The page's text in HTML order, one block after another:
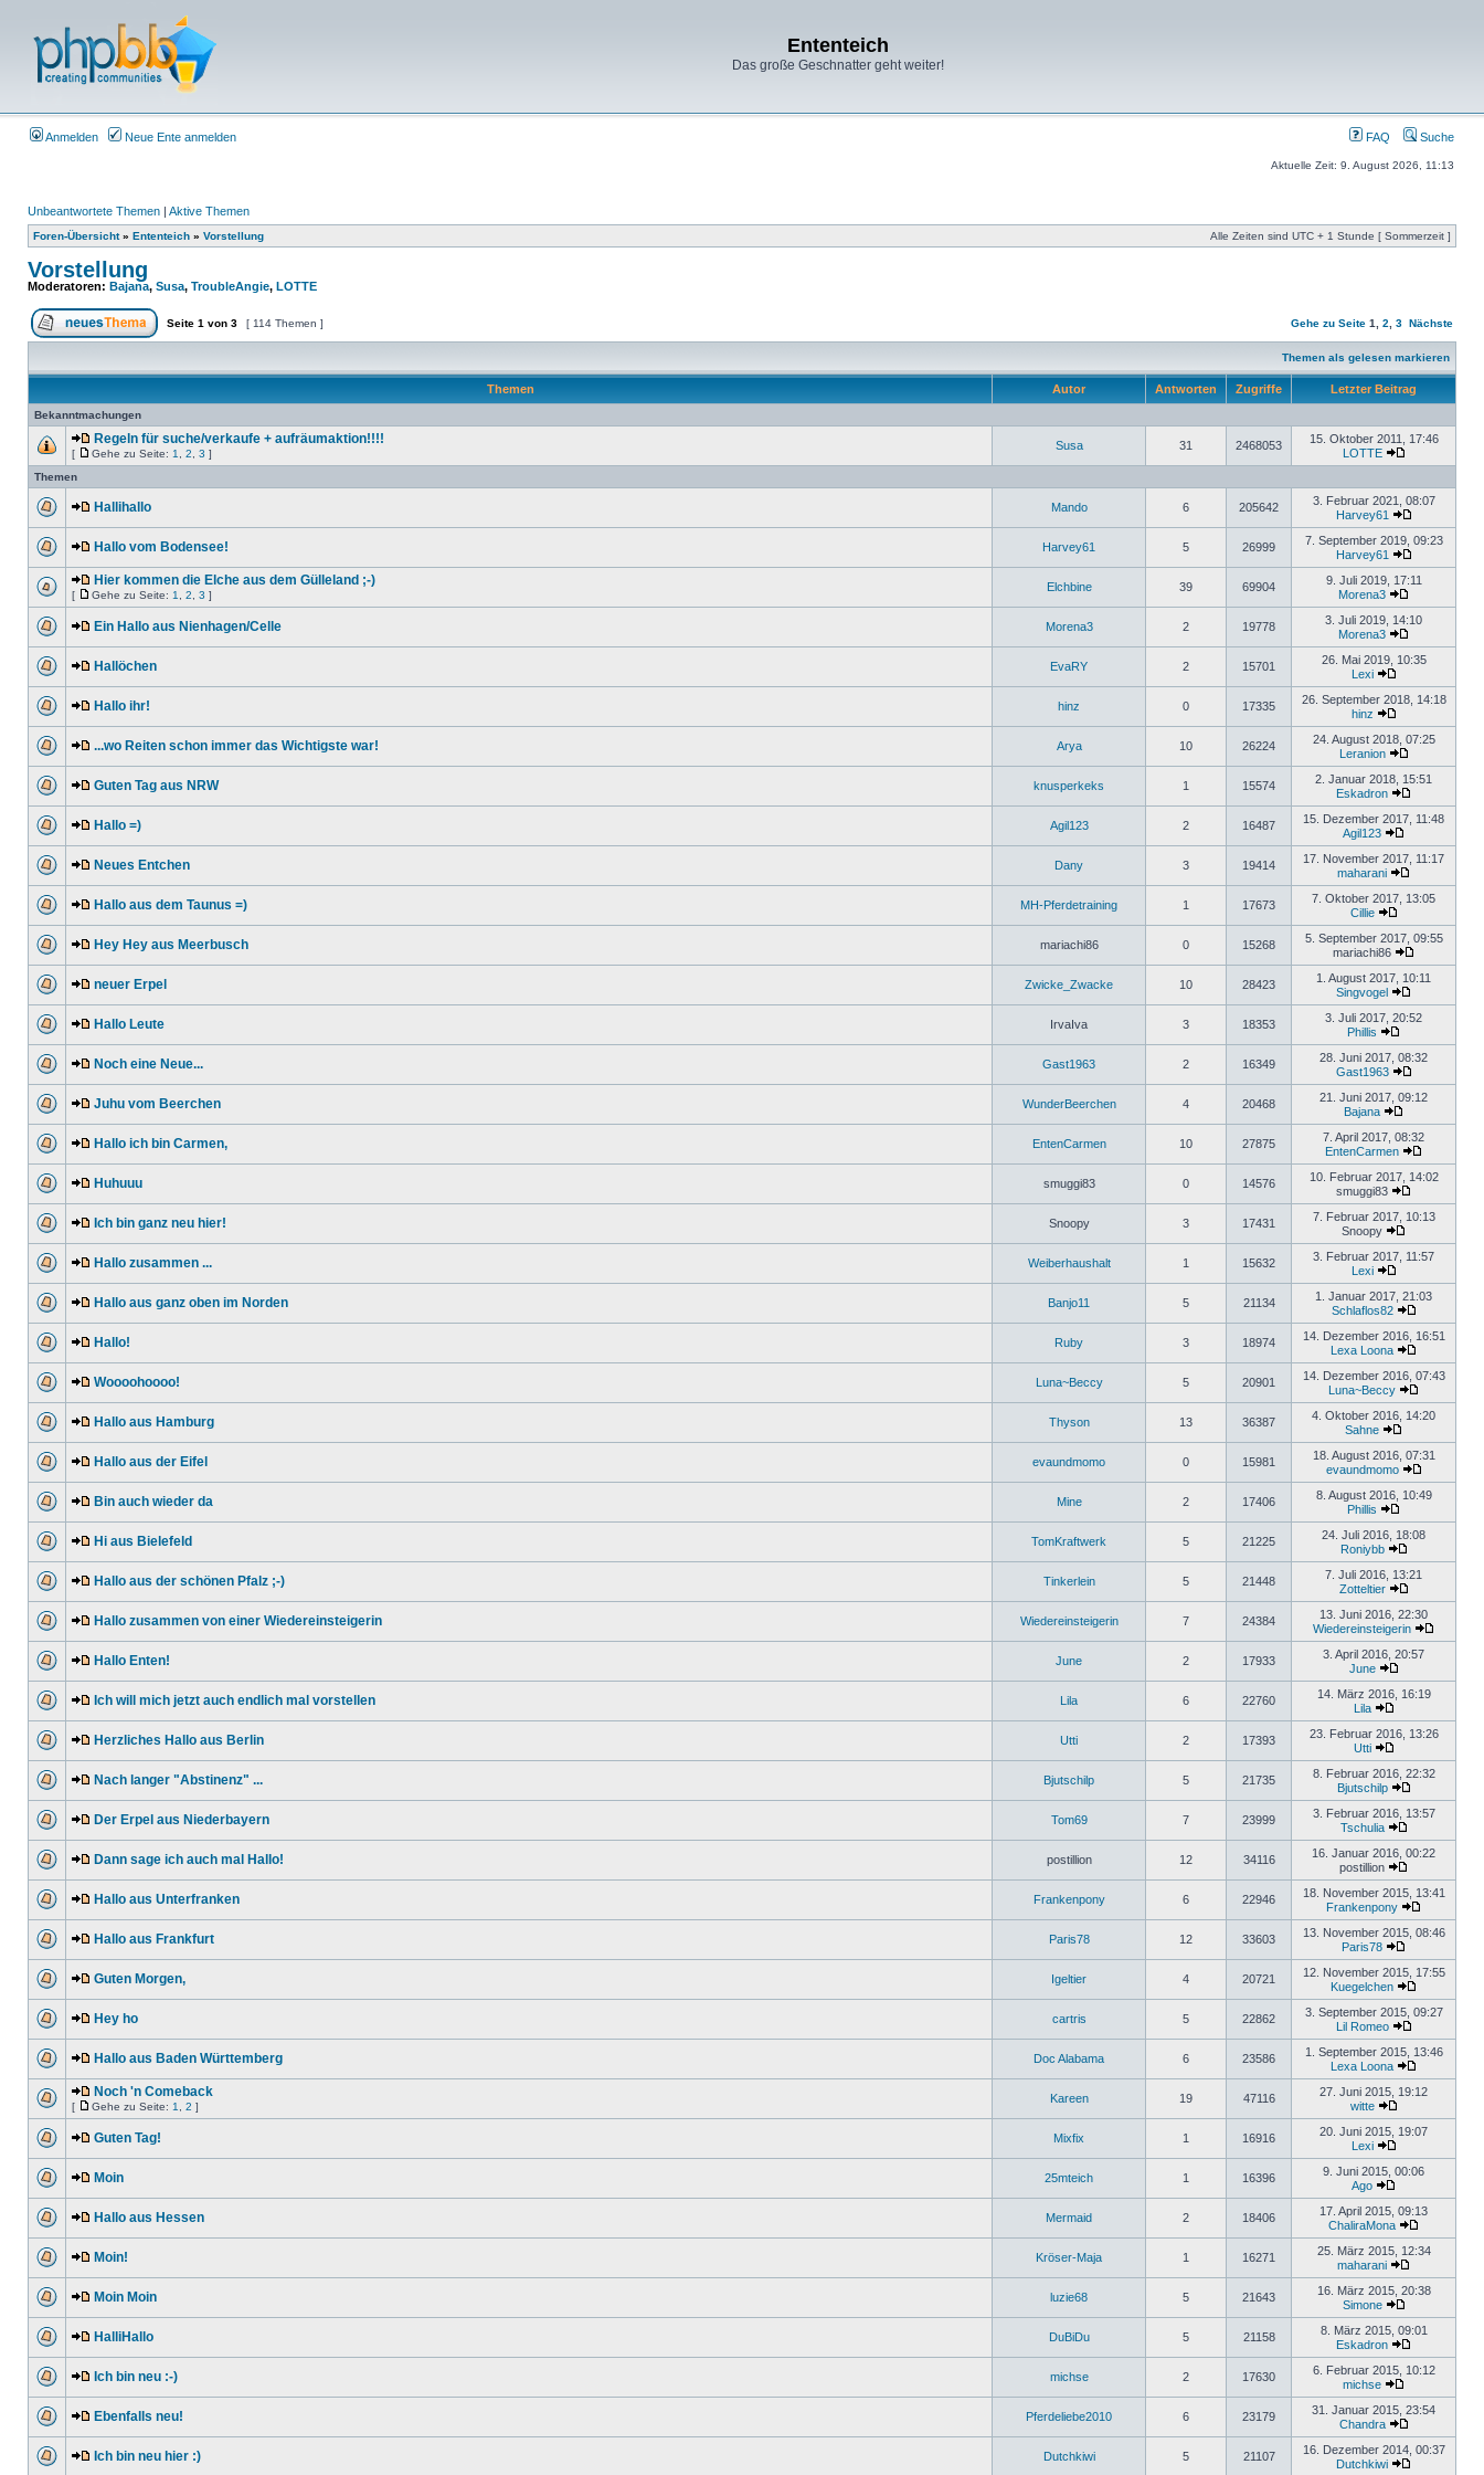
Ententeich
Das große Geschnatter geht weiter!
Anmelden Neue Ente anmelden FAQ Suche
Aktuelle Zeit: 9. August 2026, 11:13
Unbeantwortete Themen | Aktive Themen
Foren-Übersicht» Ententeich » Vorstellung Alle Zeiten sind UTC + 1 Stunde [ Sommerzeit ]
Vorstellung
Moderatoren: Bajana, Susa, TroubleAngie, LOTTE
Seite 1 von 3 [ 114 Themen ] Gehe zu Seite 1 2 3 Nächste
Themen als gelesen markieren
Themen Autor Antworten Zugriffe Letzter Beitrag
Bekanntmachungen
Regeln für suche/verkaufe + aufräumaktion!!!!
[ Gehe zu Seite: 1 2 3 ]
Susa 31 2468053
15. Oktober 2011, 17:46
LOTTE
Themen
Hallihallo Mando 6 205642
3. Februar 2021, 08:07
Harvey61
Hallo vom Bodensee! Harvey61 5 26999
7. September 2019, 09:23
Harvey61
Hier kommen die Elche aus dem Gülleland ;-)
[ Gehe zu Seite: 1 2 3 ]
Elchbine 39 69904
9. Juli 2019, 17:11
Morena3
Ein Hallo aus Nienhagen/Celle Morena3 2 19778
3. Juli 2019, 14:10
Morena3
Hallöchen EvaRY 2 15701
26. Mai 2019, 10:35
Lexi
Hallo ihr! hinz 0 17335
26. September 2018, 14:18
hinz
...wo Reiten schon immer das Wichtigste war! Arya 10 26224
24. August 2018, 07:25
Leranion
Guten Tag aus NRW knusperkeks 1 15574
2. Januar 2018, 15:51
Eskadron
Hallo =) Agil123 2 16487
15. Dezember 2017, 11:48
Agil123
Neues Entchen Dany 3 19414
17. November 2017, 11:17
maharani
Hallo aus dem Taunus =) MH-Pferdetraining 1 17673
7. Oktober 2017, 13:05
Cillie
Hey Hey aus Meerbusch mariachi86 0 15268
5. September 2017, 09:55
mariachi86
neuer Erpel Zwicke_Zwacke 10 28423
1. August 2017, 10:11
Singvogel
Hallo Leute IrvaIva 3 18353
3. Juli 2017, 20:52
Phillis
Noch eine Neue... Gast1963 2 16349
28. Juni 2017, 08:32
Gast1963
Juhu vom Beerchen WunderBeerchen 4 20468
21. Juni 2017, 09:12
Bajana
Hallo ich bin Carmen, EntenCarmen 10 27875
7. April 2017, 08:32
EntenCarmen
Huhuuu smuggi83 0 14576
10. Februar 2017, 14:02
smuggi83
Ich bin ganz neu hier! Snoopy 3 17431
7. Februar 2017, 10:13
Snoopy
Hallo zusammen ... Weiberhaushalt 1 15632
3. Februar 2017, 11:57
Lexi
Hallo aus ganz oben im Norden Banjo11 5 21134
1. Januar 2017, 21:03
Schlaflos82
Hallo! Ruby 3 18974
14. Dezember 2016, 16:51
Lexa Loona
Woooohoooo! Luna~Beccy 5 20901
14. Dezember 2016, 07:43
Luna~Beccy
Hallo aus Hamburg Thyson 13 36387
4. Oktober 2016, 14:20
Sahne
Hallo aus der Eifel evaundmomo 0 15981
18. August 2016, 07:31
evaundmomo
Bin auch wieder da Mine 2 17406
8. August 2016, 10:49
Phillis
Hi aus Bielefeld TomKraftwerk 5 21225
24. Juli 2016, 18:08
Roniybb
Hallo aus der schönen Pfalz ;-) Tinkerlein 5 21448
7. Juli 2016, 13:21
Zotteltier
Hallo zusammen von einer Wiedereinsteigerin Wiedereinsteigerin 7 24384
13. Juni 2016, 22:30
Wiedereinsteigerin
Hallo Enten! June 2 17933
3. April 2016, 20:57
June
Ich will mich jetzt auch endlich mal vorstellen Lila 6 22760
14. März 2016, 16:19
Lila
Herzliches Hallo aus Berlin Utti 2 17393
23. Februar 2016, 13:26
Utti
Nach langer "Abstinenz" ... Bjutschilp 5 21735
8. Februar 2016, 22:32
Bjutschilp
Der Erpel aus Niederbayern Tom69 7 23999
3. Februar 2016, 13:57
Tschulia
Dann sage ich auch mal Hallo! postillion 12 34116
16. Januar 2016, 00:22
postillion
Hallo aus Unterfranken Frankenpony 6 22946
18. November 2015, 13:41
Frankenpony
Hallo aus Frankfurt Paris78 12 33603
13. November 2015, 08:46
Paris78
Guten Morgen, Igeltier 4 20721
12. November 2015, 17:55
Kuegelchen
Hey ho cartris 5 22862
3. September 2015, 09:27
Lil Romeo
Hallo aus Baden Württemberg Doc Alabama 6 23586
1. September 2015, 13:46
Lexa Loona
Noch 'n Comeback
[ Gehe zu Seite: 1 2 ]
Kareen 19 47116
27. Juni 2015, 19:12
witte
Guten Tag! Mixfix 1 16916
20. Juni 2015, 19:07
Lexi
Moin 25mteich 1 16396
9. Juni 2015, 00:06
Ago
Hallo aus Hessen Mermaid 2 18406
17. April 2015, 09:13
ChaliraMona
Moin! Kröser-Maja 1 16271
25. März 2015, 12:34
maharani
Moin Moin luzie68 5 21643
16. März 2015, 20:38
Simone
HalliHallo DuBiDu 5 21158
8. März 2015, 09:01
Eskadron
Ich bin neu :-) michse 2 17630
6. Februar 2015, 10:12
michse
Ebenfalls neu! Pferdeliebe2010 6 23179
31. Januar 2015, 23:54
Chandra
Ich bin neu hier :) Dutchkiwi 5 21107
16. Dezember 2014, 00:37
Dutchkiwi